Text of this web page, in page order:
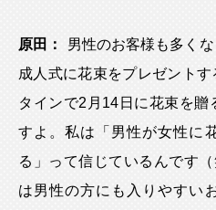
原田：
男性のお客様も多く
成人式に花束をプレゼント
タインで2月14日に花束を
すよ。私は「男性が女性に
る」って信じているんです
は男性の方にも入りやすい